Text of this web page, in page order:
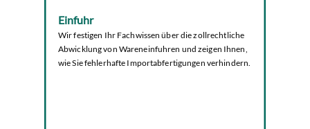
Einfuhr
Wir festigen Ihr Fachwissen über die zollrechtliche
Abwicklung von Wareneinfuhren und zeigen Ihnen,
wie Sie fehlerhafte Importabfertigungen verhindern.